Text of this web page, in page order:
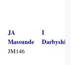
JA
Massunde
JM146
I
Darbyshire